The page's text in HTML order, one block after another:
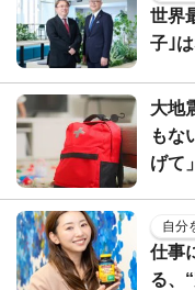
世界
子｣
大地
もな
げて
自分
仕事
る、